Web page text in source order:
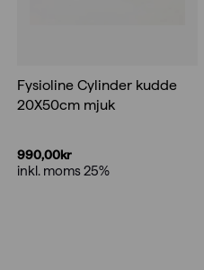
Fysioline Cylinder kudde
20X50cm mjuk
990,00kr
inkl. moms 25%